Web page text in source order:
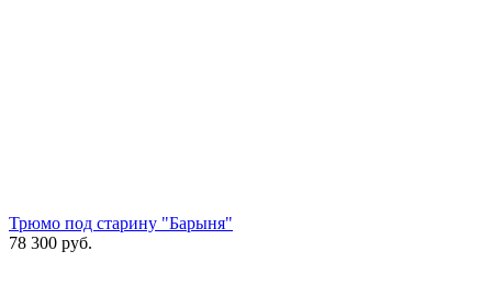
Трюмо под старину "Барыня"
78 300 руб.